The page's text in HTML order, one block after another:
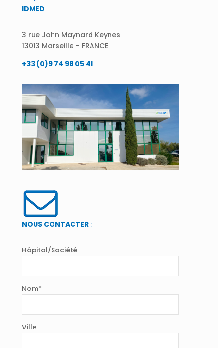
IDMED
3 rue John Maynard Keynes
13013 Marseille – FRANCE
+33 (0)9 74 98 05 41
NOUS CONTACTER :
Hôpital/Société
Nom*
Ville